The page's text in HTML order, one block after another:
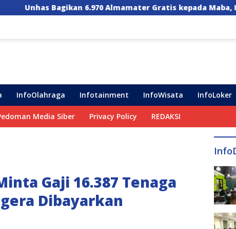
Almamater Gratis kepada Maba, Ini Pesan Menyentuh
InfoOlahraga Infotainment InfoWisata InfoLoker
Media Siber Privacy Policy REDAKSI
Gaji 16.387 Tenaga
Dibayarkan